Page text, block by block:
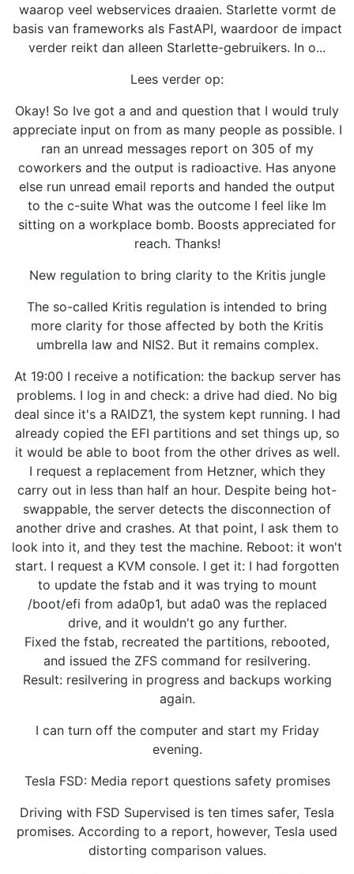
waarop veel webservices draaien. Starlette vormt de
basis van frameworks als FastAPI, waardoor de impact
verder reikt dan alleen Starlette-gebruikers. In o...
Lees verder op:
Okay! So Ive got a and and question that I would truly
appreciate input on from as many people as possible. I
ran an unread messages report on 305 of my
coworkers and the output is radioactive. Has anyone
else run unread email reports and handed the output
to the c-suite What was the outcome I feel like Im
sitting on a workplace bomb. Boosts appreciated for
reach. Thanks!
New regulation to bring clarity to the Kritis jungle
The so-called Kritis regulation is intended to bring
more clarity for those affected by both the Kritis
umbrella law and NIS2. But it remains complex.
At 19:00 I receive a notification: the backup server has
problems. I log in and check: a drive had died. No big
deal since it's a RAIDZ1, the system kept running. I had
already copied the EFI partitions and set things up, so
it would be able to boot from the other drives as well.
I request a replacement from Hetzner, which they
carry out in less than half an hour. Despite being hot-
swappable, the server detects the disconnection of
another drive and crashes. At that point, I ask them to
look into it, and they test the machine. Reboot: it won't
start. I request a KVM console. I get it: I had forgotten
to update the fstab and it was trying to mount
/boot/efi from ada0p1, but ada0 was the replaced
drive, and it wouldn't go any further.
Fixed the fstab, recreated the partitions, rebooted,
and issued the ZFS command for resilvering.
Result: resilvering in progress and backups working
again.
I can turn off the computer and start my Friday
evening.
Tesla FSD: Media report questions safety promises
Driving with FSD Supervised is ten times safer, Tesla
promises. According to a report, however, Tesla used
distorting comparison values.